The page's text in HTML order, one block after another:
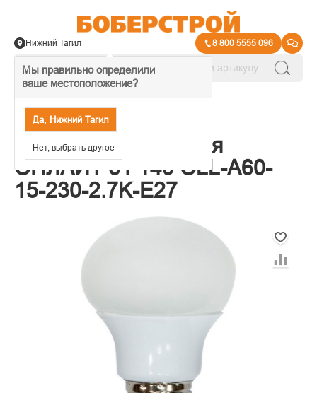
Мы правильно определили
ваше местоположение?
Да, Нижний Тагил
Нет, выбрать другое
Нижний Тагил 8 800 5555 096
Лампа светодиодная
ОНЛАЙТ 61 149 OLL-A60-
15-230-2.7K-E27